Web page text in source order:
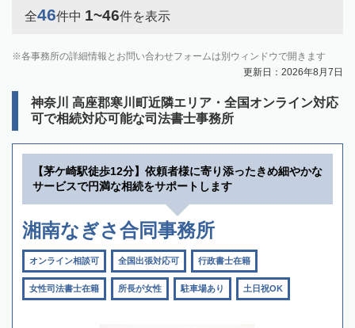
全46件中 1~46件を表示
各事務所の詳細情報とお問い合わせフォームは別ウィンドウで開きます
更新日：2026年8月7日
神奈川 高座郡寒川町近隣エリア・全国オンライン対応
可で相続対応可能な司法書士事務所
【茅ケ崎駅徒歩12分】依頼者様に寄り添ったきめ細やかな
サービスで円満な相続をサポートします
湘南なぎさ合同事務所
オンライン相談可 全国出張対応可 行政書士在籍
女性司法書士在籍 所長が女性 駐車場あり 土日祝OK